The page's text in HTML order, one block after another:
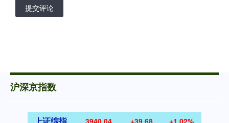
提交评论
沪深京指数
上证综指 3940.04 +39.68 +1.02%